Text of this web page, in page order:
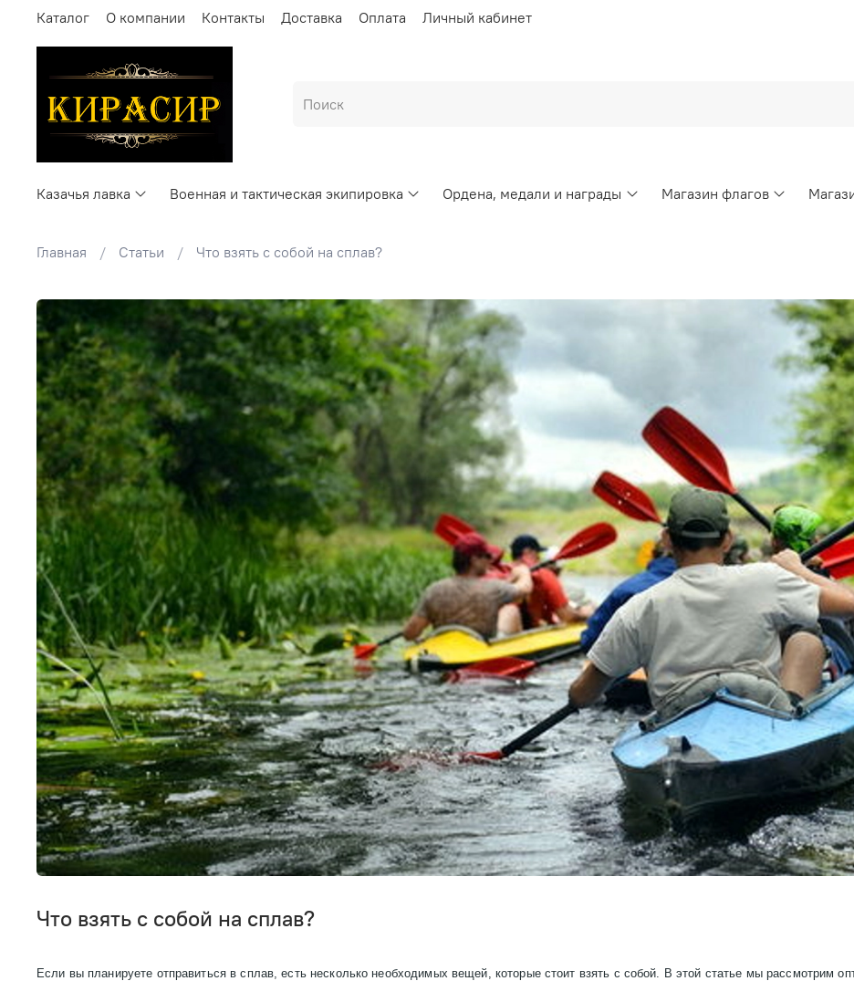
Каталог О компании Контакты Доставка Оплата Личный кабинет
Казачья лавка Военная и тактическая экипировка Ордена, медали и награды Магазин флагов
Главная Статьи Что взять с собой на сплав?
Что взять с собой на сплав?
Если вы планируете отправиться в сплав, есть несколько необходимых вещей, которые стоит взять с собой. В этой статье мы рассмотрим